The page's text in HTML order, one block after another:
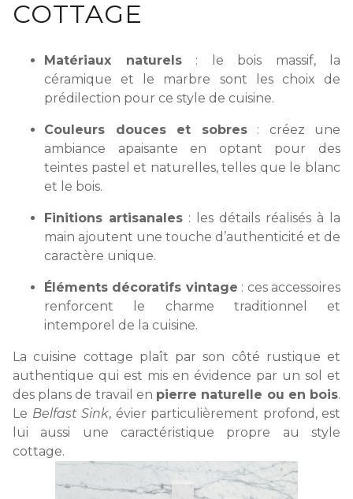
COTTAGE
Matériaux naturels: le bois massif, la
céramique et le marbre sont les choix de
prédilection pour ce style de cuisine.
Couleurs douces et sobres: créez une
ambiance apaisante en optant pour des
teintes pastel et naturelles, telles que le blanc
et le bois.
Finitions artisanales : les détails réalisés à la
main ajoutent une touche d’authenticité et de
caractère unique.
Éléments décoratifs vintage : ces accessoires
renforcent le charme traditionnel et
intemporel de la cuisine.
La cuisine cottage plaît par son côté rustique et
authentique qui est mis en évidence par un sol et
des plans de travail en pierre naturelle ou en bois.
Le Belfast Sink, évier particulièrement profond, est
lui aussi une caractéristique propre au style
cottage.